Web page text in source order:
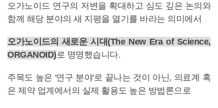
오가노이드 연구의 저변을 확대하고 심도 깊은 논의와
함께 해당 분야의 새 지평을 열기를 바라는 의미에서
오가노이드의 새로운 시대(The New Era of Science,
ORGANOID)로 명명했습니다.
주목도 높은 '연구 분야'로 끝나는 것이 아닌, 의료계 혹
은 제약 업계에서의 실제 활용도 높은 방법론으로